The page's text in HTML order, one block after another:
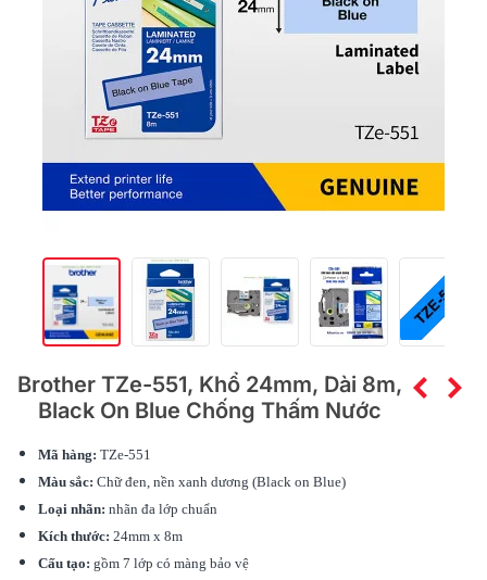
Brother TZe-551, Khổ 24mm, Dài 8m,
Black On Blue Chống Thấm Nước
Mã hàng: TZe-551
Màu sắc: Chữ đen, nền xanh dương (Black on Blue)
Loại nhãn: nhãn đa lớp chuẩn
Kích thước: 24mm x 8m
Cấu tạo: gồm 7 lớp có màng bảo vệ